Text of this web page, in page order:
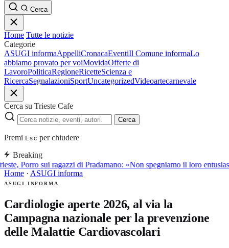
Cerca
Home Tutte le notizie
Categorie
ASUGI informaAppelliCronacaEventiIl Comune informaLo
abbiamo provato per voiMovidaOfferte di
LavoroPoliticaRegioneRicetteScienza e
RicercaSegnalazioniSportUncategorizedVideoartecarnevale
Cerca su Trieste Cafe
Cerca
Premi Esc per chiudere
Breaking
Porro sui ragazzi di Pradamano: «Non spegniamo il loro
Home · ASUGI informa
ASUGI INFORMA
Cardiologie aperte 2026, al via la
Campagna nazionale per la prevenzione
delle Malattie Cardiovascolari